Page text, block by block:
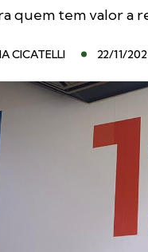
quem tem valor a
CICATELLI 22/11/